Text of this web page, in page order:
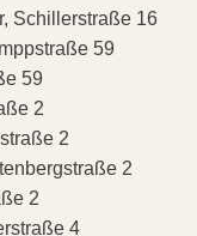
Schillerstraße 16
59
59
2
2
2
2
4